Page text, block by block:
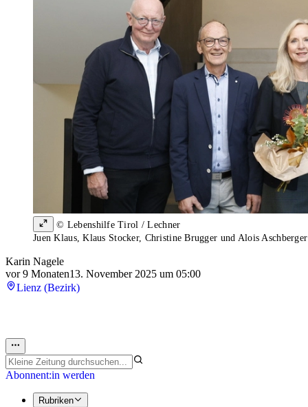
© Lebenshilfe Tirol / Lechner
Juen Klaus, Klaus Stocker, Christine Brugger und Alois Aschberger
Karin Nagele
vor 9 Monaten13. November 2025 um 05:00
Lienz (Bezirk)
Abonnent:in werden
Rubriken